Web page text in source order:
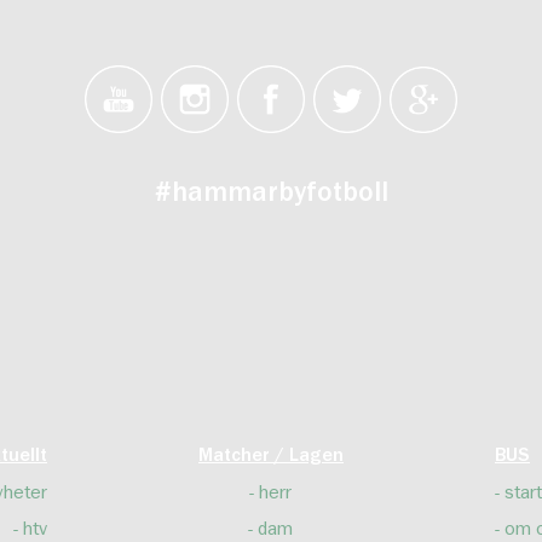
#hammarbyfotboll
htv
Matcher / Lagen
herr
dam
BUS
start
om